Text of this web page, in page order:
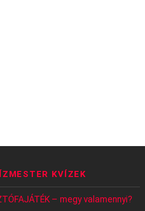
KVÍZEK
– megy valamennyi?